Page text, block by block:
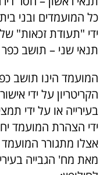
כל המועמדים ובני
ידי "תעודת זכאות"
תנאי שני – תושב
המועמד הינו תושב
הקריטריון על ידי
בעירייה או על ידי
ידי הצהרת המועמד
אצלו מתגורר
מאת מח' הגבייה